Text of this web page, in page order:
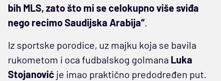
bih MLS, zato što mi se celokupno više sviđa
nego recimo Saudijska Arabija”.
Iz sportske porodice, uz majku koja se bavila
rukometom i oca fudbalskog golmana Luka
Stojanović je imao praktično predodređen put.